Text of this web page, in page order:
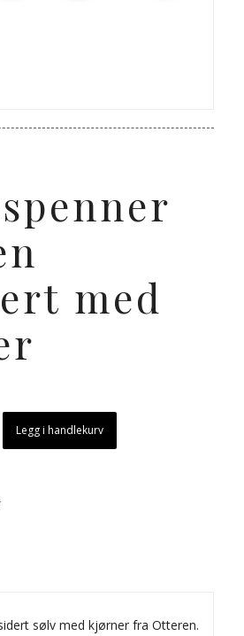
med
Legg i handlekurv
sølv med kjørner fra Otteren.